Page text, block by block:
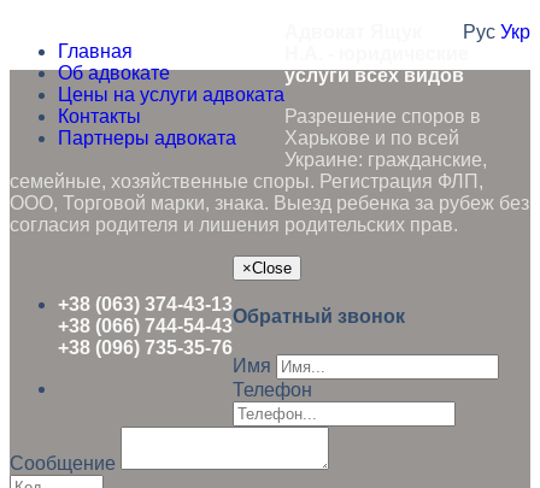
Главная
Об адвокате
Цены на услуги адвоката
Контакты
Партнеры адвоката
Рус Укр
услуги всех видов
Разрешение споров в
Харькове и по всей
Украине: гражданские,
семейные, хозяйственные споры. Регистрация ФЛП,
ООО, Торговой марки, знака. Выезд ребенка за рубеж без
согласия родителя и лишения родительских прав.
+38 (063) 374-43-13
+38 (066) 744-54-43
+38 (096) 735-35-76
×Close
Обратный звонок
Имя
Телефон
Сообщение